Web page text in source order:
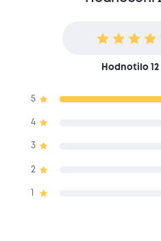
Hodnotilo 12
5
4
3
2